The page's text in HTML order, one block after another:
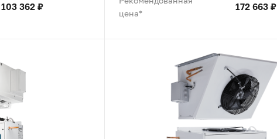
103 362 ₽
цена*
172 663 ₽